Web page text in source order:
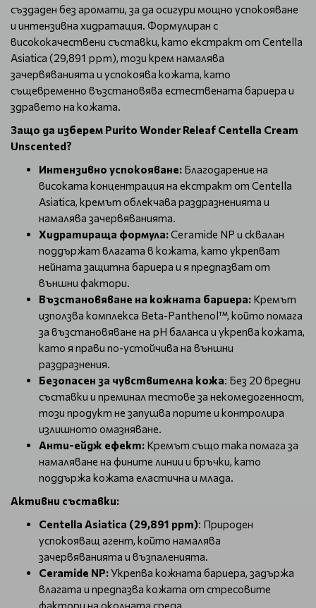
създаден без аромати, за да осигури мощно успокояване
и интензивна хидратация. Формулиран с
висококачествени съставки, като екстракт от Centella
Asiatica (29,891 ppm), този крем намалява
зачервяванията и успокоява кожата, като
същевременно възстановява естествената бариера и
здравето на кожата.
Защо да изберем Purito Wonder Releaf Centella Cream
Unscented?
Интензивно успокояване: Благодарение на
високата концентрация на екстракт от Centella
Asiatica, кремът облекчава раздразненията и
намалява зачервяванията.
Хидратираща формула:Ceramide NP и сквалан
поддържат влагата в кожата, като укрепват
нейната защитна бариера и я предпазват от
външни фактори.
Възстановяване на кожната бариера: Кремът
използва комплекса Beta-Panthenol™, който помага
за възстановяване на pH баланса и укрепва кожата,
като я прави по-устойчива на външни
раздразнения.
Безопасен за чувствителна кожа: Без 20 вредни
съставки и преминал тестове за некомедогенност,
този продукт не запушва порите и контролира
излишното омазняване.
Анти-ейдж ефект: Кремът също така помага за
намаляване на фините линии и бръчки, като
поддържа кожата еластична и млада.
Активни съставки:
Centella Asiatica (29,891 ppm): Природен
успокояващ агент, който намалява
зачервяванията и възпаленията.
Ceramide NP:Укрепва кожната бариера, задържа
влагата и предпазва кожата от стресовите
фактори на околната среда.